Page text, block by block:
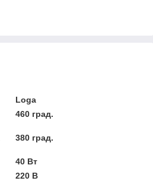
Loga
460 град.
380 град.
40 Вт
220 В